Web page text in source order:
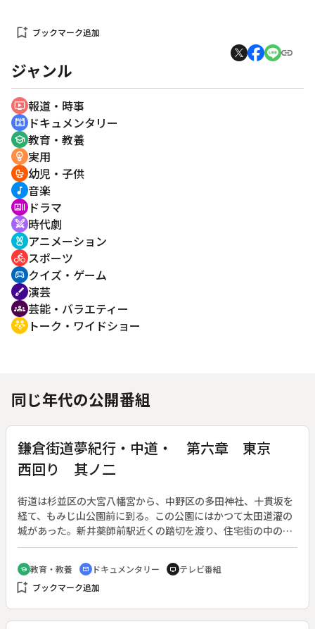
bookmark_add ブックマーク追加
ジャンル
ondemand_video 報道・時事
cinematic_blur ドキュメンタリー
school 教育・教養
emoji_objects 実用
crib 幼児・子供
music_note 音楽
recent_actors ドラマ
swords 時代劇
cruelty_free アニメーション
directions_bike スポーツ
sports_esports クイズ・ゲーム
brush 演芸
groups 芸能・バラエティー
adaptive_audio_mic トーク・ワイドショー
同じ年代の公開番組
鎌倉街道夢紀行・中道・ 第六章 東京
西回り 其ノ二
街道は杉並区の大宮八幡宮から、中野区の多田神社、十貫坂を
経て、もみじ山公園前に到る。この公園にはかつて太田道灌の
城があった。新井薬師前駅近くの踏切を渡り、住宅街の中の細
い坂を下って行く。今は静かな佇まいを見せる江古田公園は、
１４７７年（文明９）に太田道灌と豊島氏が雌雄を決した古田
ヶ原沼袋古戦場跡である。板橋区に入ると、かつて板でできて
いた山中橋が石神井川にかかっている。これが板橋の地名の由
school 教育・教養 cinematic_blur ドキュメンタリー tv テレビ番組
bookmark_add ブックマーク追加